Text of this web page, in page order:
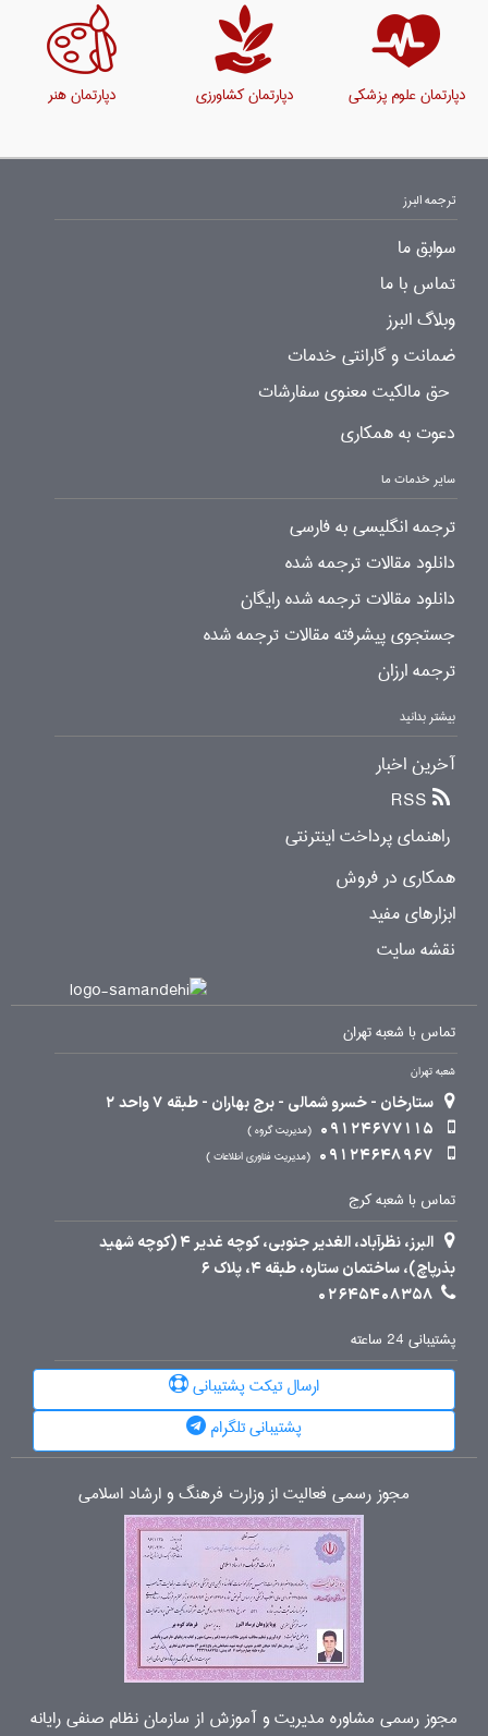
دپارتمان علوم پزشکی دپارتمان کشاورزی دپارتمان هنر
ترجمه البرز
سوابق ما
تماس با ما
وبلاگ البرز
ضمانت و گارانتی خدمات
حق مالکیت معنوی سفارشات
دعوت به همکاری
سایر خدمات ما
ترجمه انگلیسی به فارسی
دانلود مقالات ترجمه شده
دانلود مقالات ترجمه شده رایگان
جستجوی پیشرفته مقالات ترجمه شده
ترجمه ارزان
بیشتر بدانید
آخرین اخبار
RSS
راهنمای پرداخت اینترنتی
همکاری در فروش
ابزارهای مفید
نقشه سایت
تماس با شعبه تهران
شعبه تهران
ستارخان - خسرو شمالی - برج بهاران - طبقه 7 واحد 2
09124677115
مدیریت گروه
09124648967 مدیریت فناوری اطلاعات
تماس با شعبه کرج
البرز، نظرآباد، الغدیر جنوبی، کوچه غدیر 4 (کوچه شهید
بذرپاچ)، ساختمان ستاره، طبقه 4، پلاک 6
02645408358
پشتیبانی 24 ساعته
ارسال تیکت پشتیبانی
پشتیبانی تلگرام
مجوز رسمی فعالیت از وزارت فرهنگ و ارشاد اسلامی
مجوز رسمی مشاوره مدیریت و آموزش از سازمان نظام صنفی رایانه